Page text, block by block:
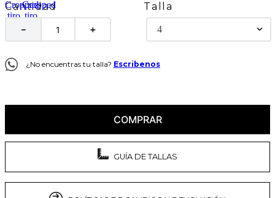
Cantidad
＋
－
Talla
4
¿No encuentras tu talla? Escribenos
COMPRAR
GUÍA DE TALLAS